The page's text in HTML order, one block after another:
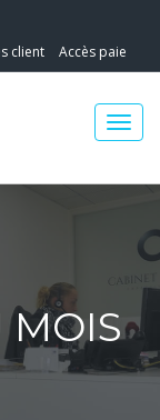
client Accès paie
MOIS